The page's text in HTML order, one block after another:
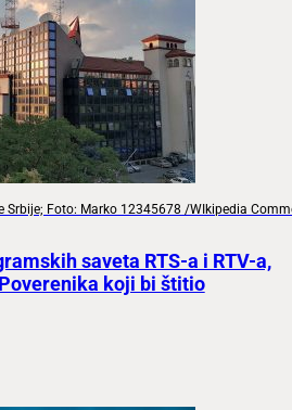
Srbije; Foto: Marko 12345678 /WIkipedia
saveta RTS-a i RTV-a,
koji bi štitio